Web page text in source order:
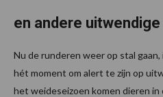
en andere
Nu de runderen weer op stal
hét moment om alert te zijn op
het weideseizoen komen dieren